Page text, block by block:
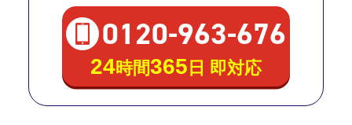
0120-963-676
24時間365 日 即対応